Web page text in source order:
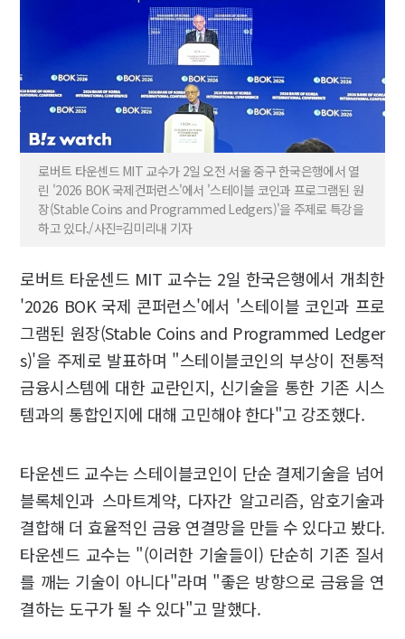
로버트 타운센드 MIT 교수가 2일 오전 서울 중구 한국은행에서 열
린 '2026 BOK 국제컨퍼런스'에서 '스테이블 코인과 프로그램된 원
장(Stable Coins and Programmed Ledgers)'을 주제로 특강을
하고 있다./사진=김미리내 기자
로버트 타운센드 MIT 교수는 2일 한국은행에서 개최한
'2026 BOK 국제 콘퍼런스'에서 '스테이블 코인과 프로
그램된 원장(Stable Coins and Programmed Ledger
s)'을 주제로 발표하며 "스테이블코인의 부상이 전통적
금융시스템에 대한 교란인지, 신기술을 통한 기존 시스
템과의 통합인지에 대해 고민해야 한다"고 강조했다.
타운센드 교수는 스테이블코인이 단순 결제기술을 넘어
블록체인과 스마트계약, 다자간 알고리즘, 암호기술과
결합해 더 효율적인 금융 연결망을 만들 수 있다고 봤다.
타운센드 교수는 "(이러한 기술들이) 단순히 기존 질서
를 깨는 기술이 아니다"라며 "좋은 방향으로 금융을 연
결하는 도구가 될 수 있다"고 말했다.